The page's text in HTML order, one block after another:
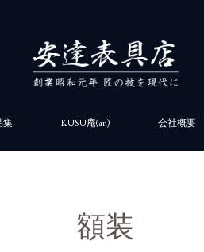
集 KUSU庵(an) 会社概要
額装